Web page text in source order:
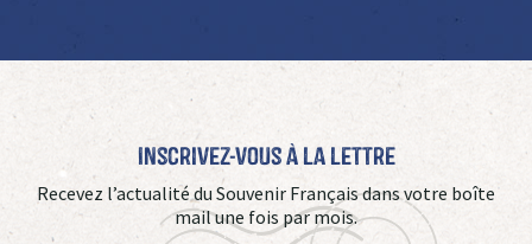
Inscrivez-vous à La Lettre
Recevez l’actualité du Souvenir Français dans votre boîte
mail une fois par mois.